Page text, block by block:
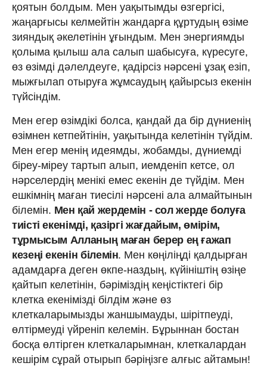
қоятын болдым. Мен уақытымды өзгергісі,
жаңарғысы келмейтін жандарға құртудың өзіме
зияндық әкелетінін ұғындым. Мен энергиямды
қолыма қылыш ала салып шабысуға, күресуге,
өз өзімді дәлелдеуге, қадірсіз нәрсені ұзақ езіп,
мыжғылап отыруға жұмсаудың қайырсыз екенін
түйсіндім.
Мен егер өзімдікі болса, қандай да бір дүниенің
өзімнен кетпейтінін, уақытында келетінін түйдім.
Мен егер менің идеямды, жобамды, дүниемді
біреу-міреу тартып алып, иемденіп кетсе, ол
нәрселердің менікі емес екенін де түйдім. Мен
ешкімнің маған тиесілі нәрсені ала алмайтынын
білемін. Мен қай жердемін - сол жерде болуға
тиісті екенімді, қазіргі жағдайым, өмірім,
тұрмысым Алланың маған берер ең ғажап
кезеңі екенін білемін. Мен көңіліңді қалдырған
адамдарға деген өкпе-наздың, күйініштің өзіңе
қайтып келетінін, бәріміздің кеңістіктегі бір
клетка екенімізді білдім және өз
клеткаларымызды жаншымауды, шірітпеуді,
өлтірмеуді үйреніп келемін. Бұрыннан бостан
босқа өлтірген клеткаларымнан, клеткалардан
кешірім сұрай отырып бәріңізге алғыс айтамын!